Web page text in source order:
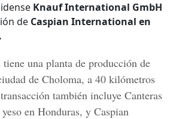
Knauf International GmbH
de Caspian International en
tiene una planta de producción de
de Choloma, a 40 kilómetros
también incluye Canteras
en Honduras, y Caspian